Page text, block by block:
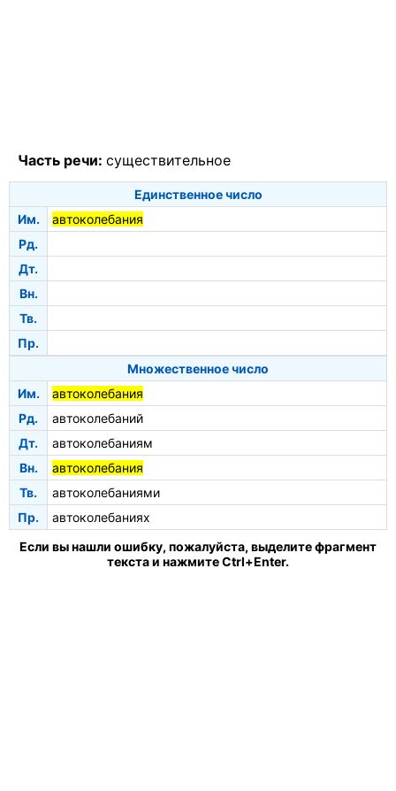
Часть речи: существительное
Единственное число
Им.
автоколебания
Рд.
Дт.
Вн.
Тв.
Пр.
Множественное число
Им.
автоколебания
Рд.
автоколебаний
Дт.
автоколебаниям
Вн.
автоколебания
Тв.
автоколебаниями
Пр.
автоколебаниях
Если вы нашли ошибку, пожалуйста, выделите фрагмент
текста и нажмите Ctrl+Enter.